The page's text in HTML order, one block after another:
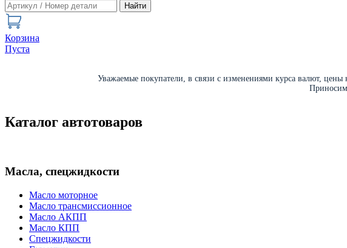
Найти
Корзина
Пуста
Уважаемые покупатели, в связи с изменениями курса валют, цены
Приносим
Каталог автотоваров
Масла, спецжидкости
Масло моторное
Масло трансмиссионное
Масло АКПП
Масло КПП
Спецжидкости